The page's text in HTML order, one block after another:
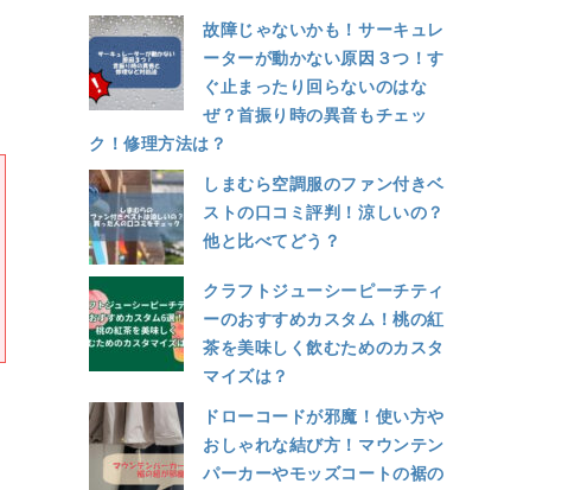
故障じゃないかも！サーキュレ
ーターが動かない原因３つ！す
ぐ止まったり回らないのはな
ぜ？首振り時の異音もチェッ
ク！修理方法は？
しまむら空調服のファン付きベ
ストの口コミ評判！涼しいの？
他と比べてどう？
クラフトジューシーピーチティ
ーのおすすめカスタム！桃の紅
茶を美味しく飲むためのカスタ
マイズは？
ドローコードが邪魔！使い方や
おしゃれな結び方！マウンテン
パーカーやモッズコートの裾の